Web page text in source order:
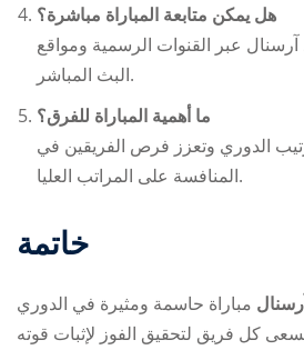
هل يمكن متابعة المباراة مباشرة؟
آرسنال عبر القنوات الرسمية ومواقع
البث المباشر.
ما أهمية المباراة للفرق؟
الدوري وتعزز فرص الفريقين في
المنافسة على المراتب العليا.
خاتمة
مباراة حاسمة ومثيرة في الدوري
كل فريق لتحقيق الفوز لإثبات قوته